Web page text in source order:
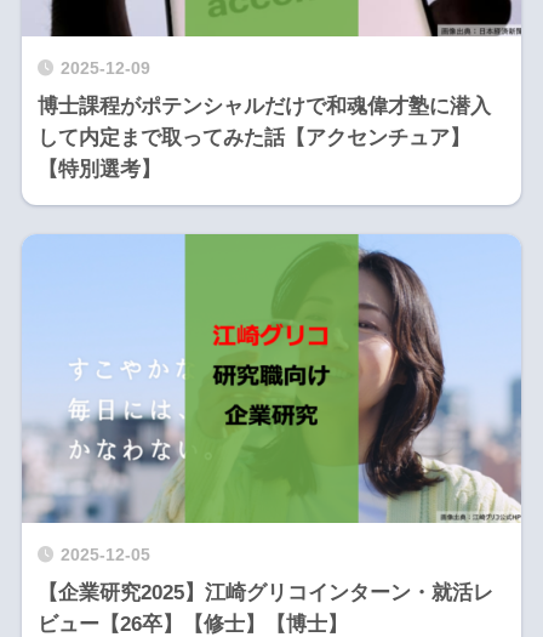
2025-12-09
博士課程がポテンシャルだけで和魂偉才塾に潜入
して内定まで取ってみた話【アクセンチュア】
【特別選考】
2025-12-05
【企業研究2025】江崎グリコインターン・就活レ
ビュー【26卒】【修士】【博士】